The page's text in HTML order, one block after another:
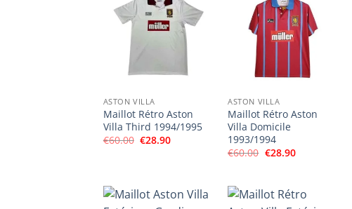
ASTON VILLA
Maillot Rétro Aston
Villa Third 1994/1995
€60.00 Le
€28.90Le
ASTON VILLA
Maillot Rétro Aston
Villa Domicile
1993/1994
€60.00 Le
€60.00.
€28.90Le
€28.90.